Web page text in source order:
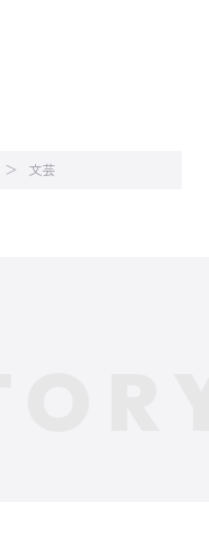
文芸